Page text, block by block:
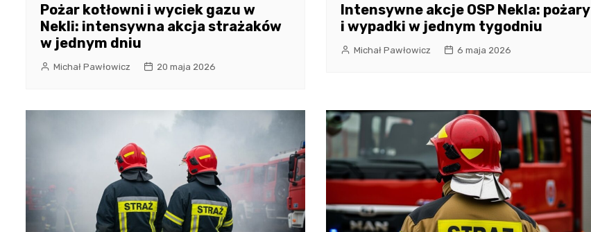
Pożar kotłowni i wyciek gazu w
Nekli: intensywna akcja strażaków
w jednym dniu
Michał Pawłowicz 20 maja 2026
Intensywne akcje OSP Nekla: pożary
i wypadki w jednym tygodniu
Michał Pawłowicz 6 maja 2026